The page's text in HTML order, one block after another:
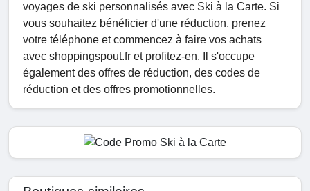
voyages de ski personnalisés avec Ski à la Carte. Si
vous souhaitez bénéficier d'une réduction, prenez
votre téléphone et commencez à faire vos achats
avec shoppingspout.fr et profitez-en. Il s'occupe
également des offres de réduction, des codes de
réduction et des offres promotionnelles.